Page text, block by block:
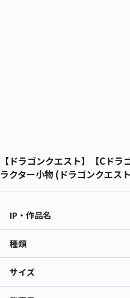
【ドラゴンクエスト】【Cド
ラクター小物 (ドラゴンクエス
IP・作品名
種類
サイズ